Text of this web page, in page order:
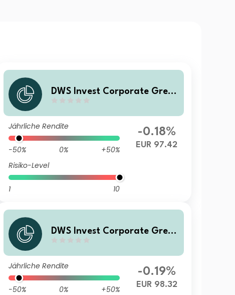
DWS Invest Corporate Green
Jährliche Rendite
-50% 0%
+50%
Risiko-Level
1 10
-0.18%
EUR 97.42
DWS Invest Corporate Green
Jährliche Rendite
-50% 0%
+50%
-0.19%
EUR 98.32